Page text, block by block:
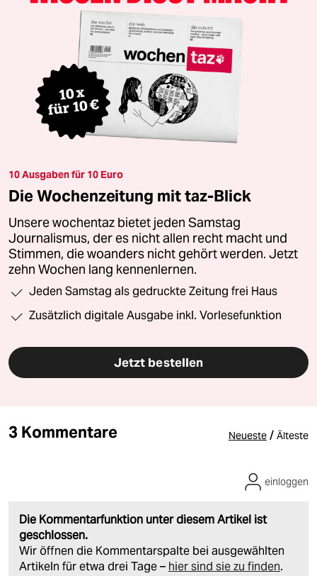
10 Ausgaben für 10 Euro
Die Wochenzeitung mit taz-Blick
Unsere wochentaz bietet jeden Samstag
Journalismus, der es nicht allen recht macht und
Stimmen, die woanders nicht gehört werden. Jetzt
zehn Wochen lang kennenlernen.
Jeden Samstag als gedruckte Zeitung frei Haus
Zusätzlich digitale Ausgabe inkl. Vorlesefunktion
Jetzt bestellen
3 Kommentare Neueste / Älteste
Die Kommentarfunktion unter diesem Artikel ist
geschlossen.
Wir öffnen die Kommentarspalte bei ausgewählten
Artikeln für etwa drei Tage – hier sind sie zu finden.
einloggen